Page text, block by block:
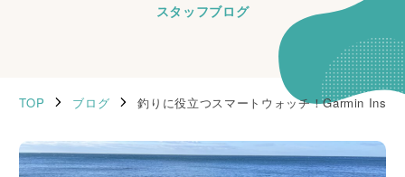
スタッフブログ
TOP ブログ 釣りに役立つスマートウォッチ！Garmin